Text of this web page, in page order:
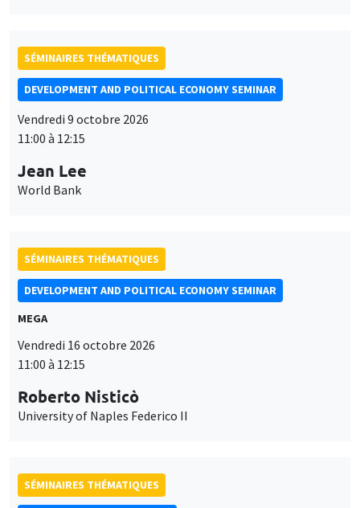
SÉMINAIRES THÉMATIQUES
DEVELOPMENT AND POLITICAL ECONOMY SEMINAR
Vendredi 9 octobre 2026
11:00 à 12:15
Jean Lee
World Bank
SÉMINAIRES THÉMATIQUES
DEVELOPMENT AND POLITICAL ECONOMY SEMINAR
MEGA
Vendredi 16 octobre 2026
11:00 à 12:15
Roberto Nisticò
University of Naples Federico II
SÉMINAIRES THÉMATIQUES